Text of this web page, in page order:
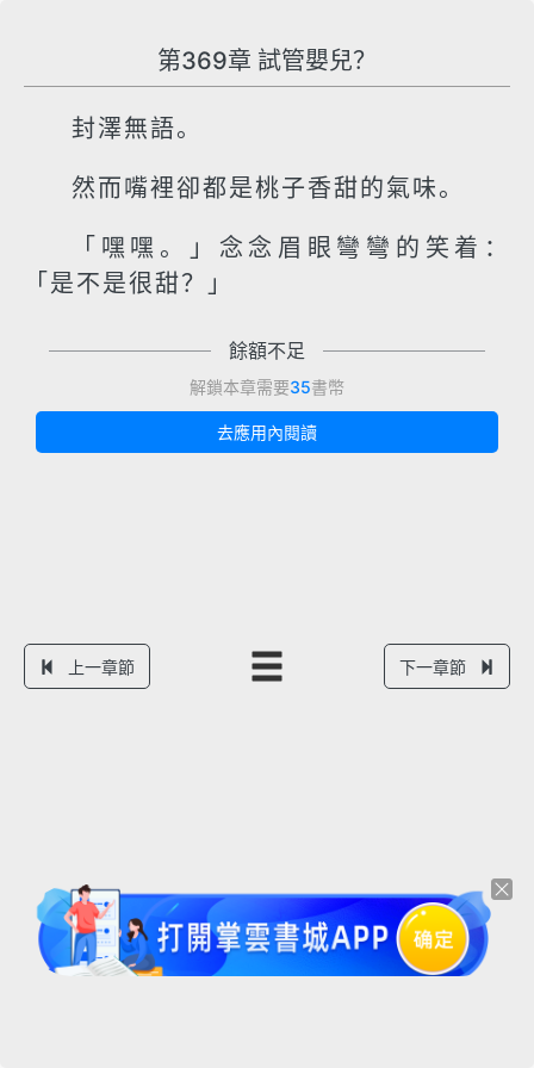
第369章 試管嬰兒？
封澤無語。
然而嘴裡卻都是桃子香甜的氣味。
「嘿嘿。」念念眉眼彎彎的笑着：
「是不是很甜？」
餘額不足
解鎖本章需要35書幣
去應用內閱讀
上一章節 下一章節